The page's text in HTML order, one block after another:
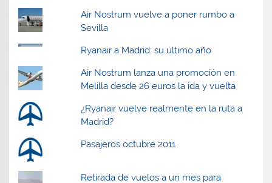
Air Nostrum vuelve a poner rumbo a
Sevilla
Ryanair a Madrid: su último año
Air Nostrum lanza una promoción en
Melilla desde 26 euros la ida y vuelta
¿Ryanair vuelve realmente en la ruta a
Madrid?
Pasajeros octubre 2011
Retirada de vuelos a un mes para